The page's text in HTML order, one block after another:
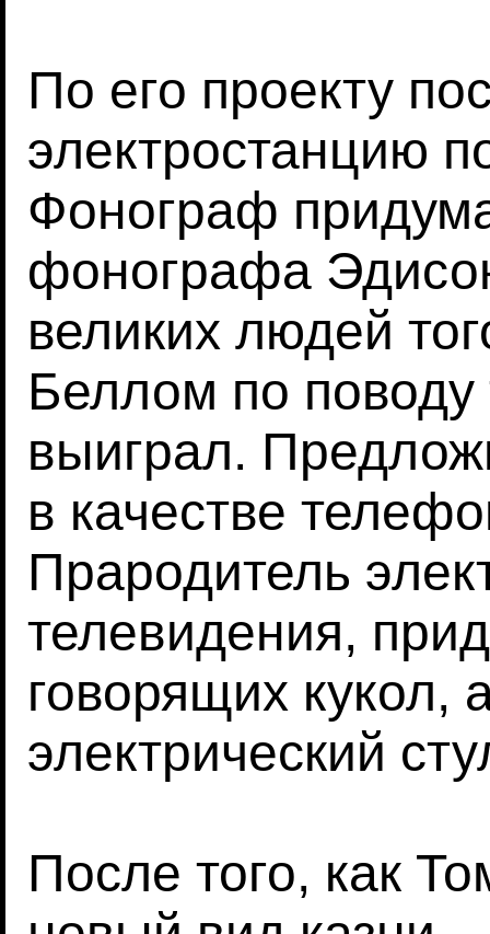
По его проекту
электростанцию
Фонограф
фонографа
великих людей
Беллом по
выиграл.
в качестве
Прародитель
телевидения,
говорящих кукол,
электрический
После того, как